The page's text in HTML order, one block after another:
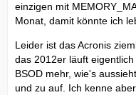
einzigen mit
Monat, damit könnte ich
Leider ist das Acronis
das 2012er läuft
BSOD mehr, wie's
und zu auf. Ich kenne